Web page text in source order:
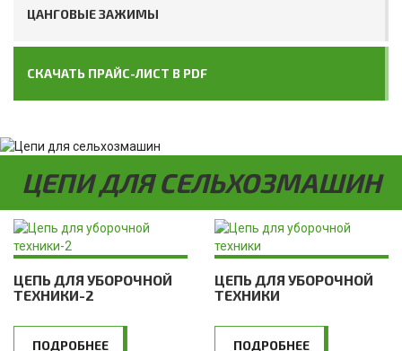
ЦАНГОВЫЕ ЗАЖИМЫ
СКАЧАТЬ ПРАЙС-ЛИСТ В PDF
ЦЕПИ ДЛЯ СЕЛЬХОЗМАШИН
ЦЕПЬ ДЛЯ УБОРОЧНОЙ
ТЕХНИКИ-2
ПОДРОБНЕЕ
ЦЕПЬ ДЛЯ УБОРОЧНОЙ
ТЕХНИКИ
ПОДРОБНЕЕ